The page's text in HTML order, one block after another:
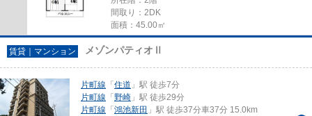
間取り：2DK
面積：45.00㎡
賃貸｜マンション メゾンパティオⅡ
片町線 「 住道 」駅 徒歩7分
片町線 「 野崎 」駅 徒歩29分
片町線 「 鴻池新田 」駅 徒歩37分車37分 15.0km